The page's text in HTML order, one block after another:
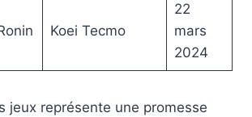
Koei Tecmo
22
mars
2024
jeux représente une promesse